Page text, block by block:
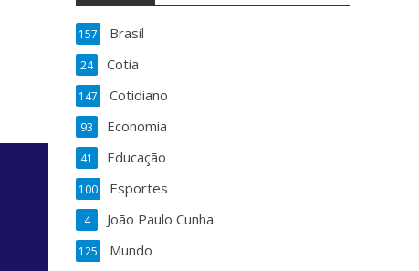
Brasil
157
Cotia
24
Cotidiano
147
Economia
93
Educação
41
Esportes
100
João Paulo Cunha
4
Mundo
125